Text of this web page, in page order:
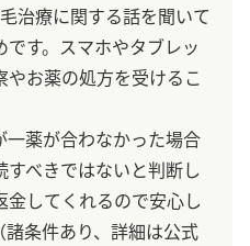
治療に関する話を聞いて
す。スマホやタブレッ
やお薬の処方を受けるこ
薬が合わなかった場合
べきではないと判断し
してくれるので安心し
条件あり、詳細は公式